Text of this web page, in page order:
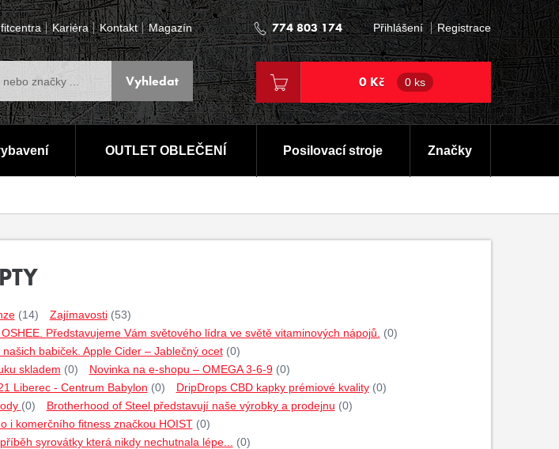
Kariéra Kontakt Magazín 774 803 174 Přihlášení Registrace
0 Kč 0 ks
OUTLET OBLEČENÍ Posilovací stroje Značky
(14) Zajímavosti (53)
Představujeme Vám světového lídra ve světě vitaminových nápojů.
(0)
babiček. Apple Cider – Jablečný ocet (0)
skladem (0) Novinka na e-shopu – OMEGA 3-6-9 (0)
Liberec - Centrum Babylon (0) DripDrops CBD kapky prémiové kvality (0)
(0) Brotherhood of Steel představují naše výrobky a prodejnu (0)
i komerčního fitness značkou HOIST (0)
syrovátky která nikdy nechutnala lépe...
(0)